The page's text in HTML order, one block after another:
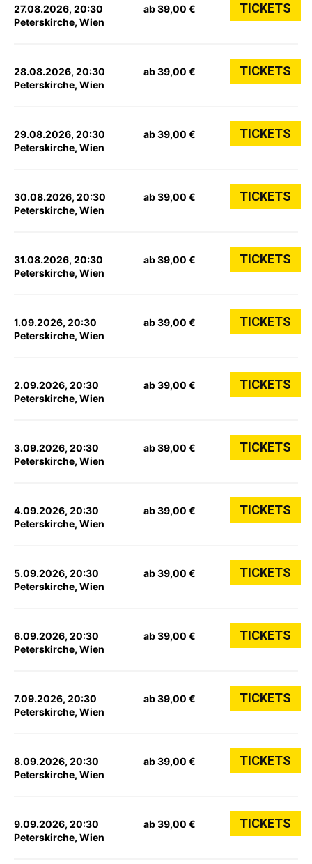
27.08.2026, 20:30
Peterskirche, Wien
ab 39,00 € TICKETS
28.08.2026, 20:30
Peterskirche, Wien
ab 39,00 € TICKETS
29.08.2026, 20:30
Peterskirche, Wien
ab 39,00 € TICKETS
30.08.2026, 20:30
Peterskirche, Wien
ab 39,00 € TICKETS
31.08.2026, 20:30
Peterskirche, Wien
ab 39,00 € TICKETS
1.09.2026, 20:30
Peterskirche, Wien
ab 39,00 € TICKETS
2.09.2026, 20:30
Peterskirche, Wien
ab 39,00 € TICKETS
3.09.2026, 20:30
Peterskirche, Wien
ab 39,00 € TICKETS
4.09.2026, 20:30
Peterskirche, Wien
ab 39,00 € TICKETS
5.09.2026, 20:30
Peterskirche, Wien
ab 39,00 € TICKETS
6.09.2026, 20:30
Peterskirche, Wien
ab 39,00 € TICKETS
7.09.2026, 20:30
Peterskirche, Wien
ab 39,00 € TICKETS
8.09.2026, 20:30
Peterskirche, Wien
ab 39,00 € TICKETS
9.09.2026, 20:30
Peterskirche, Wien
ab 39,00 € TICKETS